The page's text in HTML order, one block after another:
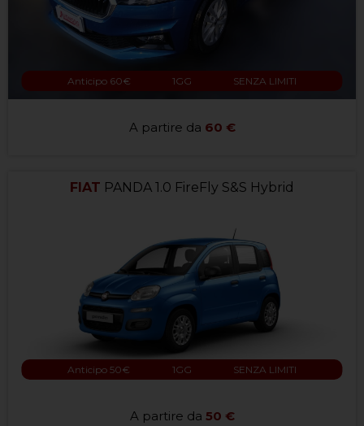
Anticipo 60€ 1GG SENZA LIMITI
A partire da 60 €
FIAT PANDA 1.0 FireFly S&S Hybrid
Anticipo 50€ 1GG SENZA LIMITI
A partire da 50 €